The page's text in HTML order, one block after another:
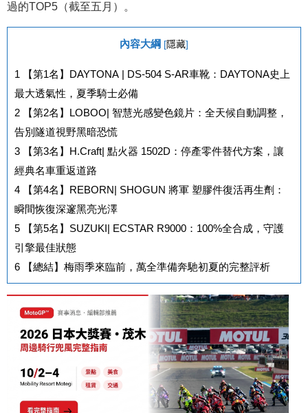
過的TOP5（截至五月）。
內容大綱 [隱藏]
1
【第1名】DAYTONA | DS-504 S-AR車靴：DAYTONA史上
最大透氣性，夏季騎士必備
2 【第2名】LOBOO| 智慧光感變色鏡片：全天候自動調整，
告別隧道視野黑暗恐慌
3 【第3名】H.Craft| 點火器 1502D：停產零件替代方案，讓
經典名車重返道路
4 【第4名】REBORN| SHOGUN 將軍 塑膠件復活再生劑：
瞬間恢復深邃黑亮光澤
5 【第5名】SUZUKI| ECSTAR R9000：100%全合成，守護
引擎最佳狀態
6 【總結】梅雨季來臨前，萬全準備奔馳初夏的完整評析